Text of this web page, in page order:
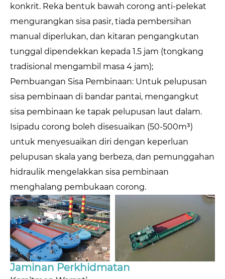
konkrit. Reka bentuk bawah corong anti-pelekat
mengurangkan sisa pasir, tiada pembersihan
manual diperlukan, dan kitaran pengangkutan
tunggal dipendekkan kepada 1.5 jam (tongkang
tradisional mengambil masa 4 jam);
Pembuangan Sisa Pembinaan: Untuk pelupusan
sisa pembinaan di bandar pantai, mengangkut
sisa pembinaan ke tapak pelupusan laut dalam.
Isipadu corong boleh disesuaikan (50-500m³)
untuk menyesuaikan diri dengan keperluan
pelupusan skala yang berbeza, dan pemunggahan
hidraulik mengelakkan sisa pembinaan
menghalang pembukaan corong.
Jaminan Perkhidmatan